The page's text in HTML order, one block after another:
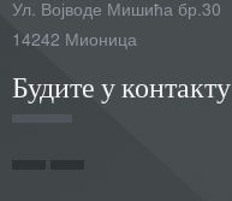
Ул. Војводе Мишића бр.30
14242 Мионица
Будите у контакту